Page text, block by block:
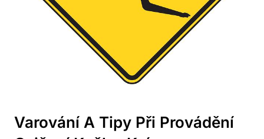
Varování A Tipy Při Provádění